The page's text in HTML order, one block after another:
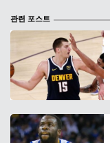
관련 포스트